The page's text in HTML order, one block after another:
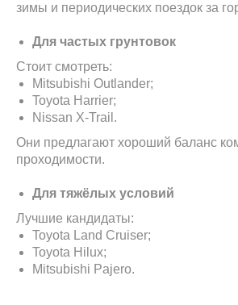
зимы и периодических поездок за
Для частых грунтовок
Стоит смотреть:
Mitsubishi Outlander;
Toyota Harrier;
Nissan X-Trail.
Они предлагают хороший баланс
проходимости.
Для тяжёлых условий
Лучшие кандидаты:
Toyota Land Cruiser;
Toyota Hilux;
Mitsubishi Pajero.